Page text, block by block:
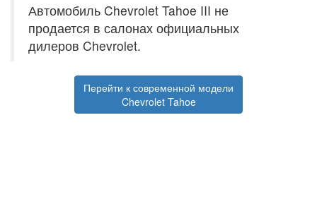
Автомобиль Chevrolet Tahoe III не
продается в салонах официальных
дилеров Chevrolet.
Перейти к современной модели
Chevrolet Tahoe